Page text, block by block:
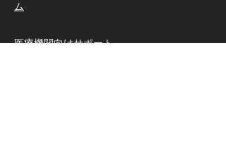
ム
医療機関向けサポート